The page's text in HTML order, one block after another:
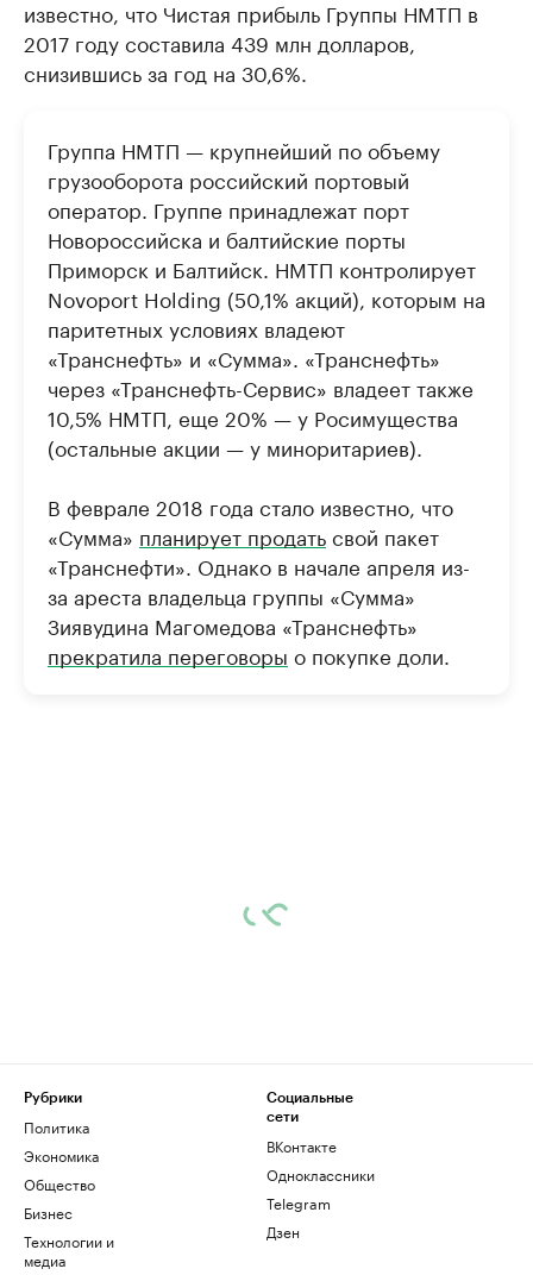
известно, что Чистая прибыль Группы НМТП в
2017 году составила 439 млн долларов,
снизившись за год на 30,6%.
Группа НМТП — крупнейший по объему
грузооборота российский портовый
оператор. Группе принадлежат порт
Новороссийска и балтийские порты
Приморск и Балтийск. НМТП контролирует
Novoport Holding (50,1% акций), которым на
паритетных условиях владеют
«Транснефть» и «Сумма». «Транснефть»
через «Транснефть-Сервис» владеет также
10,5% НМТП, еще 20% — у Росимущества
(остальные акции — у миноритариев).
В феврале 2018 года стало известно, что
«Сумма» планирует продатьсвой пакет
«Транснефти». Однако в начале апреля из-
за ареста владельца группы «Сумма»
Зиявудина Магомедова «Транснефть»
прекратила переговоры о покупке доли.
Рубрики
Политика
Экономика
Общество
Бизнес
Технологии и
медиа
Социальные
сети
ВКонтакте
Одноклассники
Telegram
Дзен